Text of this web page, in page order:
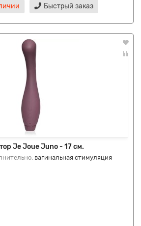
Быстрый заказ
Je Joue Juno - 17 см.
вагинальная стимуляция